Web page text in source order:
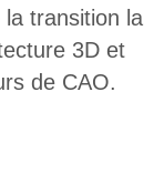
transition la
3D et
de CAO.